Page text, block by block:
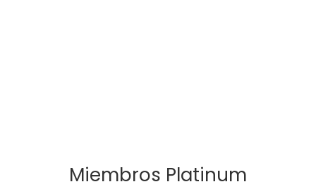
Miembros Platinum